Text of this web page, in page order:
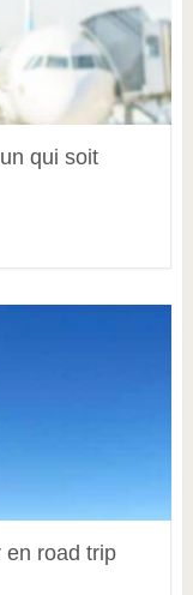
qui soit
en road trip